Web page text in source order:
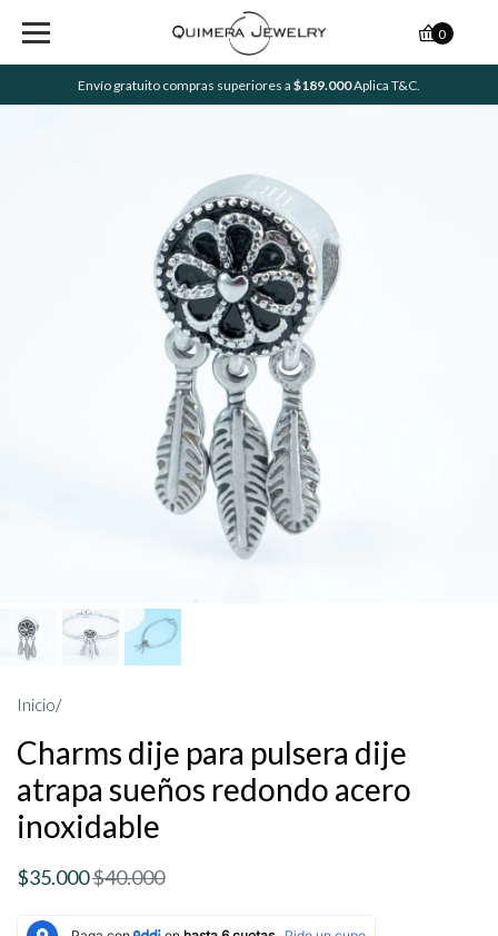
Envío gratuito compras superiores a $189.000Aplica T&C.
0
Inicio/
Charms dije para pulsera dije
atrapa sueños redondo acero
inoxidable
$35.000$40.000